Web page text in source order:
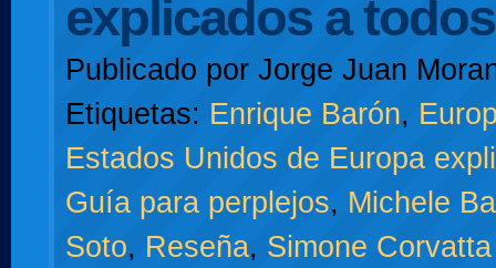
explicados a
Publicado por Jorge Juan
Etiquetas: Enrique Barón,
Estados Unidos de Europa
Guía para perplejos, Michele
Soto, Reseña, Simone Corvatta